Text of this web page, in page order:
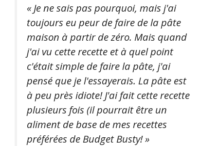
« Je ne sais pas pourquoi, mais j'ai
toujours eu peur de faire de la pâte
maison à partir de zéro. Mais quand
j'ai vu cette recette et à quel point
c'était simple de faire la pâte, j'ai
pensé que je l'essayerais. La pâte est
à peu près idiote! J'ai fait cette recette
plusieurs fois (il pourrait être un
aliment de base de mes recettes
préférées de Budget Busty! »